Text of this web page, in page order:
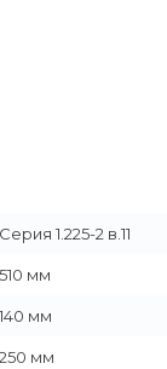
Серия 1.225-2 в.11
510 мм
140 мм
250 мм